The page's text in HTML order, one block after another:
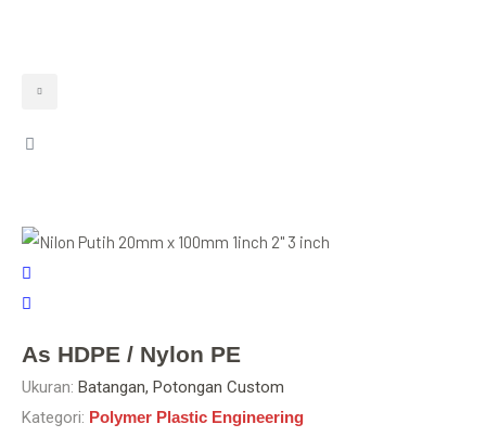
As HDPE / Nylon PE
Ukuran: Batangan, Potongan Custom
Kategori: Polymer Plastic Engineering